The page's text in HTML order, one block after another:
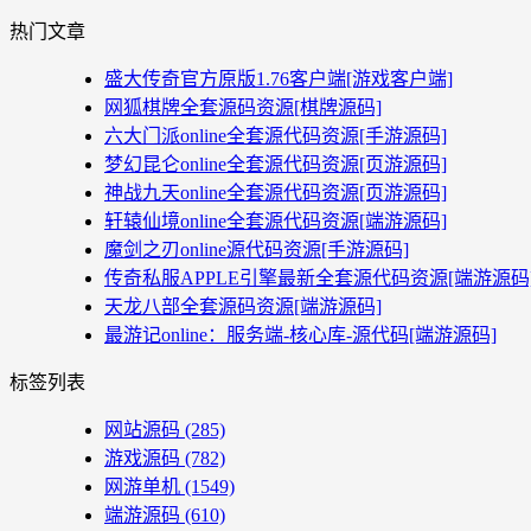
热门文章
盛大传奇官方原版1.76客户端[游戏客户端]
网狐棋牌全套源码资源[棋牌源码]
六大门派online全套源代码资源[手游源码]
梦幻昆仑online全套源代码资源[页游源码]
神战九天online全套源代码资源[页游源码]
轩辕仙境online全套源代码资源[端游源码]
魔剑之刃online源代码资源[手游源码]
传奇私服APPLE引擎最新全套源代码资源[端游源
天龙八部全套源码资源[端游源码]
最游记online：服务端-核心库-源代码[端游源码]
标签列表
网站源码 (285)
游戏源码 (782)
网游单机 (1549)
端游源码 (610)